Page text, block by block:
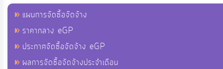
แผนการจัดซื้อจัดจ้าง
ราคากลาง eGP
ประกาศจัดซื้อจัดจ้าง eGP
ผลการจัดซื้อจัดจ้างประจำเดือน